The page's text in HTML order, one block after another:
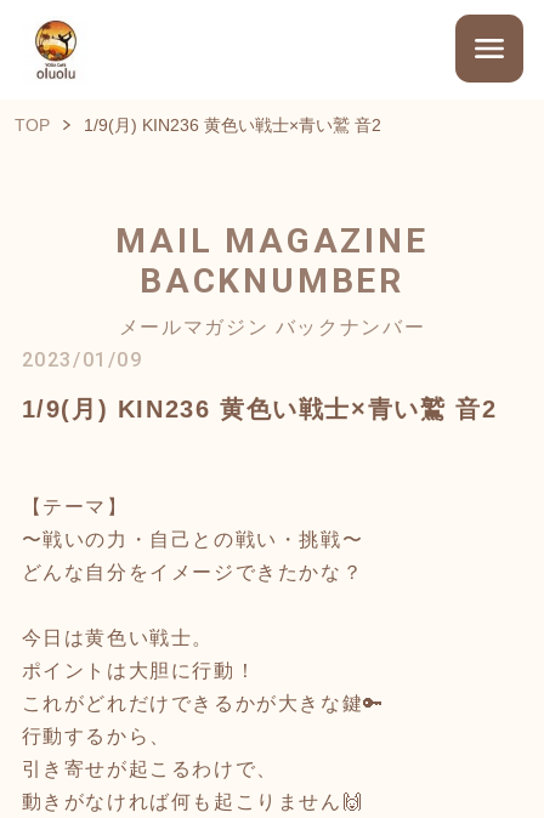
TOP 1/9(月) KIN236 黄色い戦士×青い鷲 音2
MAIL MAGAZINE
BACKNUMBER
メールマガジン バックナンバー
2023/01/09
1/9(月) KIN236 黄色い戦士×青い鷲 音2
【テーマ】
〜戦いの力・自己との戦い・挑戦〜
どんな自分をイメージできたかな？
今日は黄色い戦士。
ポイントは大胆に行動！
これがどれだけできるかが大きな鍵🔑
行動するから、
引き寄せが起こるわけで、
動きがなければ何も起こりません🙌